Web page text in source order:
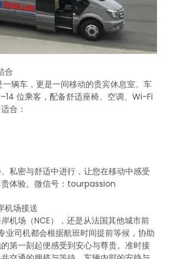
合
一辆车，更是一间移动的贵宾休息室。车
位乘客，配备舒适座椅、空调、Wi-Fi
合：
私密与舒适中进行，让您在移动中感受
体验。微信号：tourpassion
机场接送
机场（NCE），还是从法国其他城市前
司机都会根据航班时间提前等候，协助
第一刻起便感受到安心与尊贵。准时接